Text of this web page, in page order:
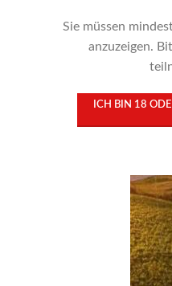
Sie müssen
anzuzeigen.
ICH BIN 18